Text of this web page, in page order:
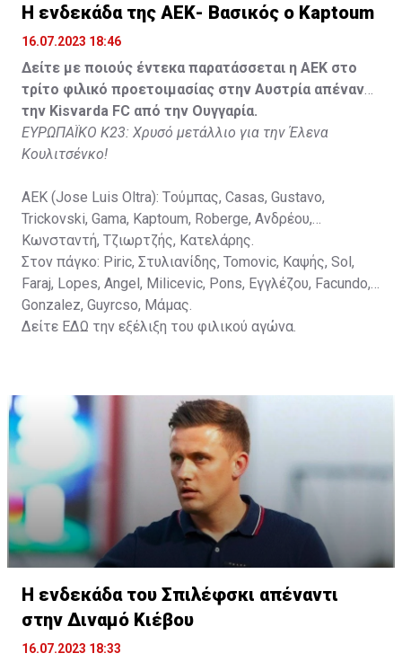
Spasic.
Στον πάγκο: Petkovic, Cipetic, Kovasic, Jovicic, Szeles,
Vida, Otvos, Lucas, Camas, Mesanovic.
H ενδεκάδα της ΑΕΚ- Βασικός ο Kaptoum
16.07.2023 18:46
Δείτε με ποιούς έντεκα παρατάσσεται η ΑΕΚ στο
τρίτο φιλικό προετοιμασίας στην Αυστρία απέναντι
την Kisvarda FC από την Ουγγαρία.
ΕΥΡΩΠΑΪΚΟ Κ23: Χρυσό μετάλλιο για την Έλενα
Κουλιτσένκο!
ΑΕΚ (Jose Luis Oltra): Tούμπας, Casas, Gustavo,
Trickovski, Gama, Κaptoum, Roberge, Aνδρέου,
Κωνσταντή, Τζιωρτζής, Κατελάρης.
Στον πάγκο: Piric, Στυλιανίδης, Tomovic, Καψής, Sol,
Faraj, Lopes, Angel, Milicevic, Pons, Εγγλέζου, Facundo,
Gonzalez, Guyrcso, Μάμας.
Δείτε ΕΔΩ την εξέλιξη του φιλικού αγώνα.
Η ενδεκάδα του Σπιλέφσκι απέναντι
στην Διναμό Κιέβου
16.07.2023 18:33